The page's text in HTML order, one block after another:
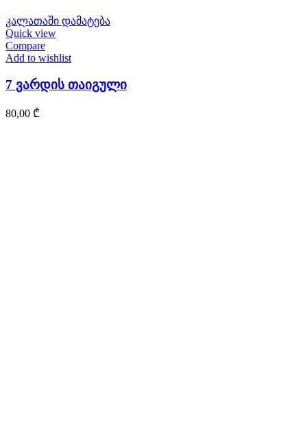
კალათაში დამატება
Quick view
Compare
Add to wishlist
7 ვარდის თაიგული
80,00 ₾